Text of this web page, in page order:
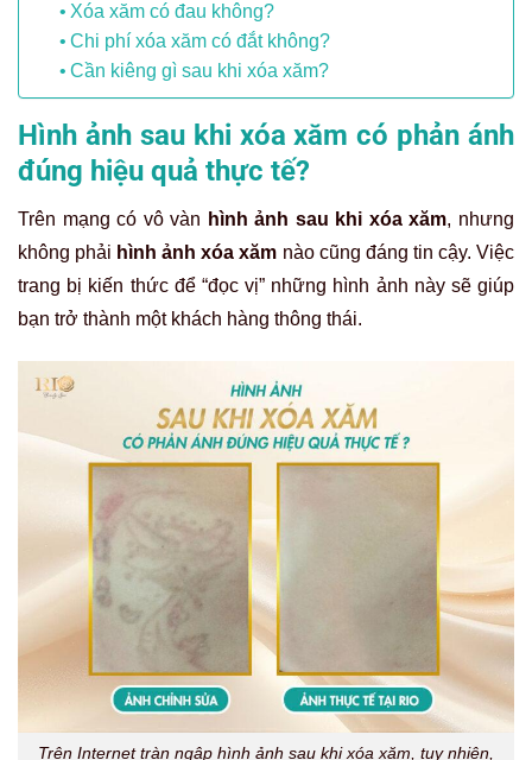
Xóa xăm có đau không?
Chi phí xóa xăm có đắt không?
Cần kiêng gì sau khi xóa xăm?
Hình ảnh sau khi xóa xăm có phản ánh
đúng hiệu quả thực tế?
Trên mạng có vô vàn hình ảnh sau khi xóa xăm, nhưng
không phải hình ảnh xóa xăm nào cũng đáng tin cậy. Việc
trang bị kiến thức để “đọc vị” những hình ảnh này sẽ giúp
bạn trở thành một khách hàng thông thái.
Trên Internet tràn ngập hình ảnh sau khi xóa xăm, tuy nhiên,